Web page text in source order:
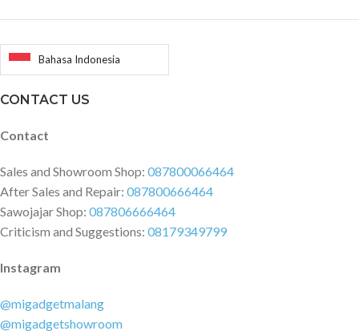
Bahasa Indonesia
CONTACT US
Contact
Sales and Showroom Shop: 087800066464
After Sales and Repair: 087800666464
Sawojajar Shop: 087806666464
Criticism and Suggestions: 08179349799
Instagram
@migadgetmalang
@migadgetshowroom